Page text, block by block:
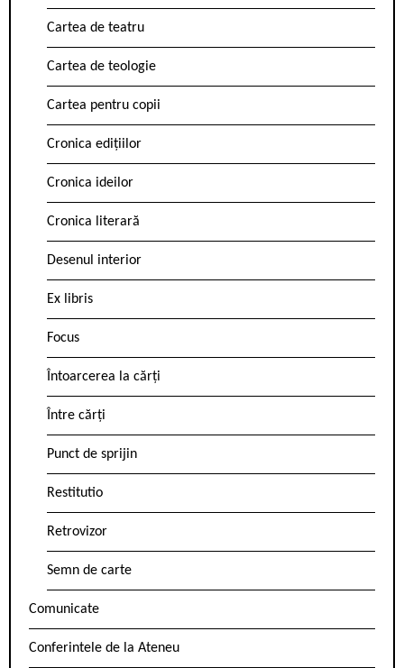
Cartea de teatru
Cartea de teologie
Cartea pentru copii
Cronica edițiilor
Cronica ideilor
Cronica literară
Desenul interior
Ex libris
Focus
Întoarcerea la cărți
Între cărți
Punct de sprijin
Restitutio
Retrovizor
Semn de carte
Comunicate
Conferintele de la Ateneu